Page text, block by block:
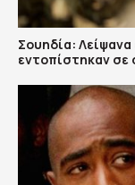
Σουηδία:
εντοπίστηκαν σε